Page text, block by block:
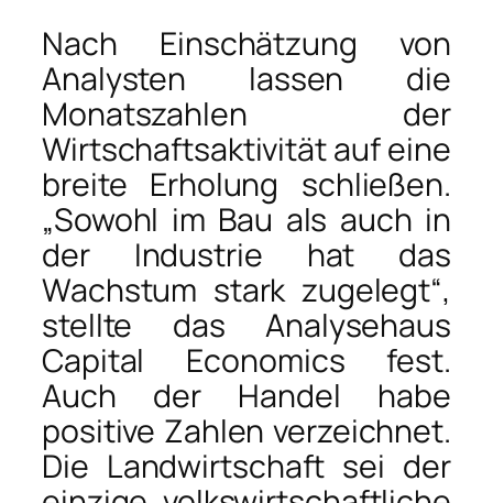
Nach Einschätzung von
Analysten lassen die
Monatszahlen der
Wirtschaftsaktivität auf eine
breite Erholung schließen.
„Sowohl im Bau als auch in
der Industrie hat das
Wachstum stark zugelegt“,
stellte das Analysehaus
Capital Economics fest.
Auch der Handel habe
positive Zahlen verzeichnet.
Die Landwirtschaft sei der